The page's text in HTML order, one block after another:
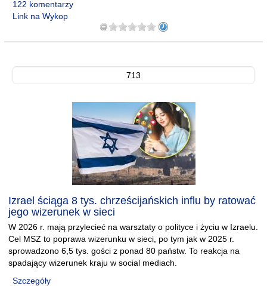
122 komentarzy
Link na Wykop
713
Izrael ściąga 8 tys. chrześcijańskich influ by ratować
jego wizerunek w sieci
W 2026 r. mają przylecieć na warsztaty o polityce i życiu w Izraelu.
Cel MSZ to poprawa wizerunku w sieci, po tym jak w 2025 r.
sprowadzono 6,5 tys. gości z ponad 80 państw. To reakcja na
spadający wizerunek kraju w social mediach.
Szczegóły